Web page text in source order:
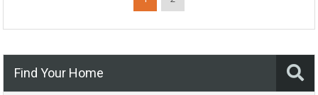
Find Your Home